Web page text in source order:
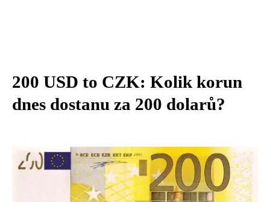
200 USD to CZK: Kolik korun
dnes dostanu za 200 dolarů?